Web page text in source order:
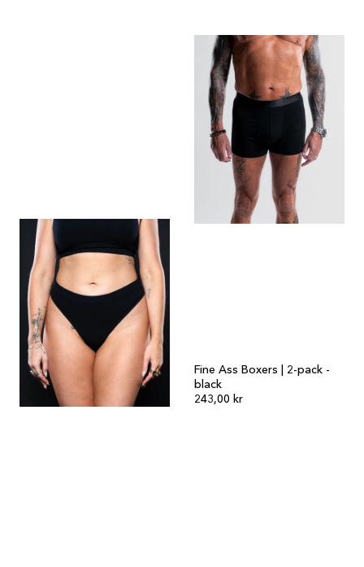
Fine Ass Boxers | 2-pack -
black
243,00 kr